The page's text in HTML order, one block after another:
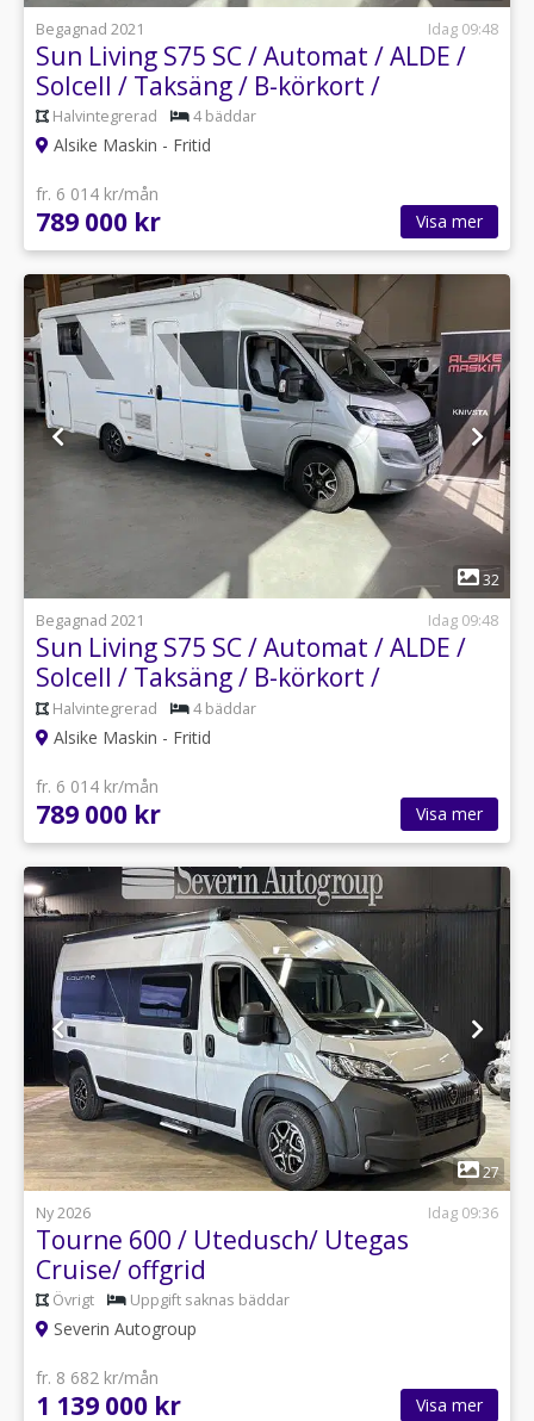
Begagnad 2021
Idag 09:48
Sun Living S75 SC / Automat / ALDE /
Solcell / Taksäng / B-körkort /
Halvintegrerad 4 bäddar
Alsike Maskin - Fritid
fr. 6 014 kr/mån
789 000 kr Visa mer
32
Begagnad 2021
Idag 09:48
Sun Living S75 SC / Automat / ALDE /
Solcell / Taksäng / B-körkort /
Halvintegrerad 4 bäddar
Alsike Maskin - Fritid
fr. 6 014 kr/mån
789 000 kr Visa mer
1
27
Ny 2026
Idag 09:36
Tourne 600 / Utedusch/ Utegas
Cruise/ offgrid
Övrigt Uppgift saknas bäddar
Severin Autogroup
fr. 8 682 kr/mån
1 139 000 kr Visa mer